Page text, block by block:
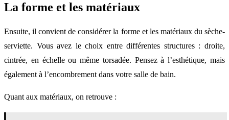
La forme et les matériaux
Ensuite, il convient de considérer la forme et les matériaux du sèche-
serviette. Vous avez le choix entre différentes structures : droite,
cintrée, en échelle ou même torsadée. Pensez à l’esthétique, mais
également à l’encombrement dans votre salle de bain.
Quant aux matériaux, on retrouve :